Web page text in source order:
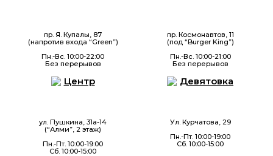
пр. Я. Купалы, 87
(напротив входа “Green”)
Пн.-Вс. 10:00-22:00
Без перерывов
пр. Космонавтов, 11
(под “Burger King”)
Пн.-Вс. 10:00-21:00
Без перерывов
Центр
ул. Пушкина, 31а-14
(“Алми”, 2 этаж)
Пн.-Пт. 10:00-19:00
Сб. 10:00-15:00
Девятовка
Ул. Курчатова, 29
Пн.-Пт. 10:00-19:00
Сб. 10:00-15:00